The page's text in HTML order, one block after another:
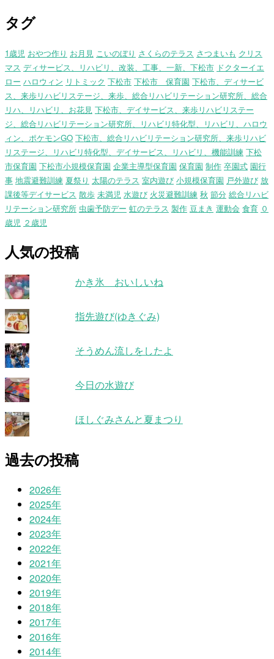
タグ
1歳児 おやつ作り お月見 こいのぼり さくらのテラス さつまいも クリス
マス ディサービス、リハビリ、改装、工事、一新、下松市 ドクターイエ
ロー ハロウィン リトミック 下松市 下松市 保育園 下松市、ディサービ
ス、来歩リハビリステージ、来歩、総合リハビリテーション研究所、総合
リハ、リハビリ、お花見 下松市、デイサービス、来歩リハビリステー
ジ、総合リハビリテーション研究所、リハビリ特化型、リハビリ、ハロウ
ィン、ポケモンGO 下松市、総合リハビリテーション研究所、来歩リハビ
リステージ、リハビリ特化型、デイサービス、リハビリ、機能訓練 下松
市保育園 下松市小規模保育園 企業主導型保育園 保育園 制作 卒園式 園行
事 地震避難訓練 夏祭り 太陽のテラス 室内遊び 小規模保育園 戸外遊び 放
課後等デイサービス 散歩 未満児 水遊び 火災避難訓練 秋 節分 総合リハビ
リテーション研究所 虫歯予防デー 虹のテラス 製作 豆まき 運動会 食育 ０
歳児 ２歳児
人気の投稿
かき氷 おいしいね
指先遊び(ゆきぐみ)
そうめん流しをしたよ
今日の水遊び
ほしぐみさんと夏まつり
過去の投稿
2026年
2025年
2024年
2023年
2022年
2021年
2020年
2019年
2018年
2017年
2016年
2014年